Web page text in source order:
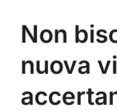
Non
nuova